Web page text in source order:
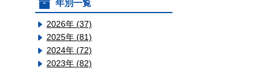
年別一覧
2026年 (37)
2025年 (81)
2024年 (72)
2023年 (82)